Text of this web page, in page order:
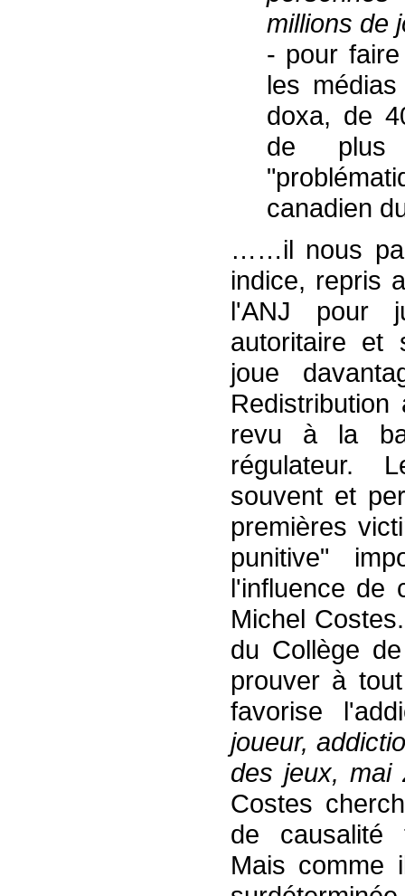
millions de
- pour
les
doxa, de
de plus
canadien
……il nous
indice, repris
l'ANJ pour
autoritaire et
joue
revu à la
régulateur.
souvent et
premières
punitive"
l'influence de
Michel
du Collège
prouver à
favorise
joueur,
des jeux,
Costes
de causalité
Mais comme